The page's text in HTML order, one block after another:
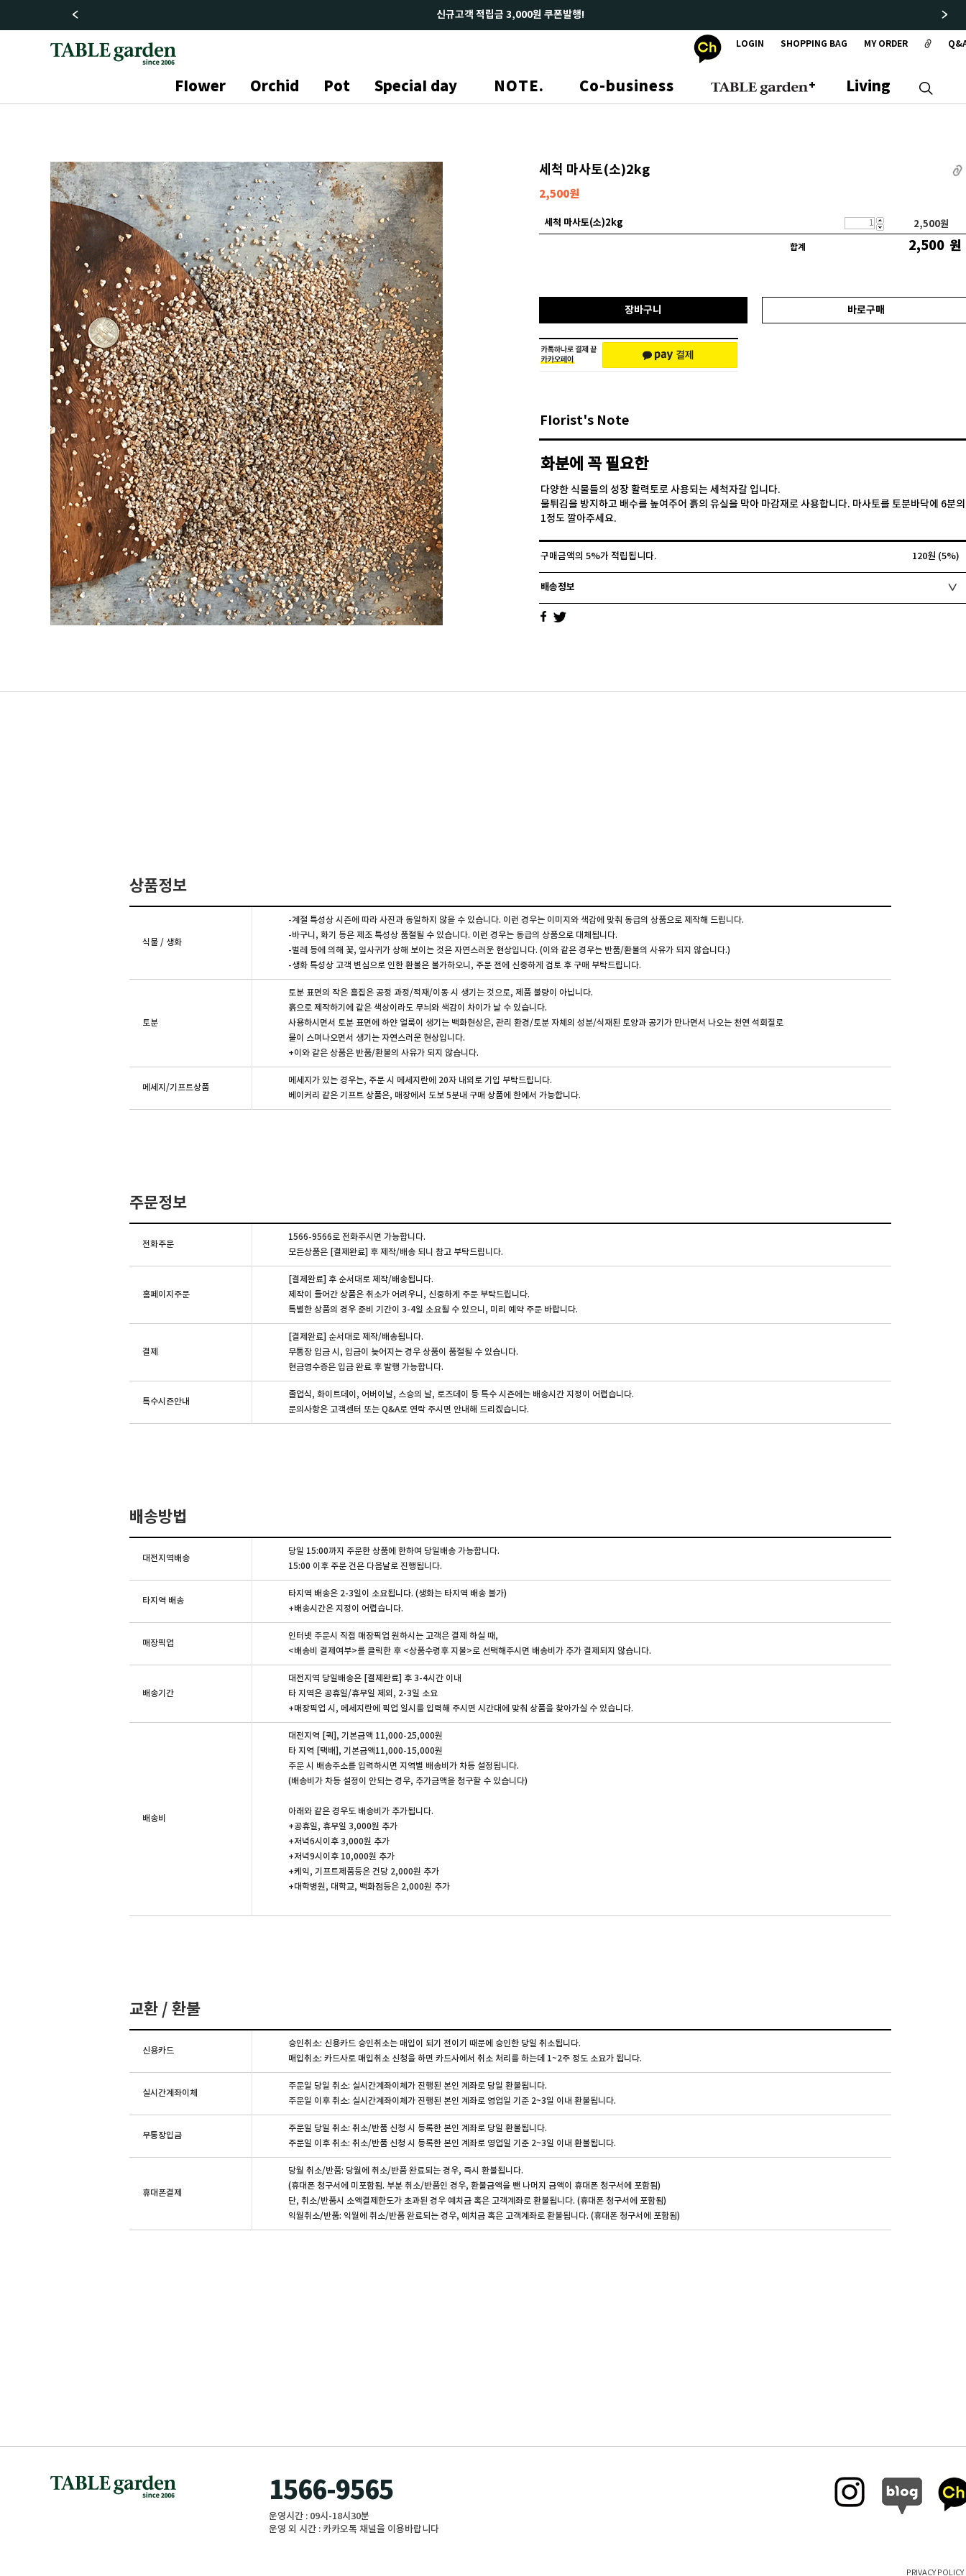
LOGIN SHOPPING BAG MY ORDER
FIower Orchid Pot SpeciaI day NOTE. Co-business Living
세척 마사토(소)2kg
2,500원
세척 마사토(소)2kg 2,500원
합계 2,500 원
장바구니 바로구매
FIorist's Note
화분에 꼭 필요한
다양한 식물들의 성장 활력토로 사용되는 세척자갈 입니다.
물튀김을 방지하고 배수를 높여주어 흙의 유실을 막아 마감재로 사용합니다. 마사토를 토분바닥에 6분의
1정도 깔아주세요.
구매금액의 5%가 적립됩니다. 120원 (5%)
배송정보
상품정보
식물 / 생화
-계절 특성상 시즌에 따라 사진과 동일하지 않을 수 있습니다. 이런 경우는 이미지와 색감에 맞춰 동급의 상품으로 제작해 드립니다.
-바구니, 화기 등은 제조 특성상 품절될 수 있습니다. 이런 경우는 동급의 상품으로 대체됩니다.
-벌레 등에 의해 꽃, 잎사귀가 상해 보이는 것은 자연스러운 현상입니다. (이와 같은 경우는 반품/환불의 사유가 되지 않습니다.)
-생화 특성상 고객 변심으로 인한 환불은 불가하오니, 주문 전에 신중하게 검토 후 구매 부탁드립니다.
토분
토분 표면의 작은 흠집은 공정 과정/적재/이동 시 생기는 것으로, 제품 불량이 아닙니다.
흙으로 제작하기에 같은 색상이라도 무늬와 색감이 차이가 날 수 있습니다.
사용하시면서 토분 표면에 하얀 얼룩이 생기는 백화현상은, 관리 환경/토분 자체의 성분/식재된 토양과 공기가 만나면서 나오는 천연 석회질로
물이 스며나오면서 생기는 자연스러운 현상입니다.
+이와 같은 상품은 반품/환불의 사유가 되지 않습니다.
메세지/기프트상품
메세지가 있는 경우는, 주문 시 메세지란에 20자 내외로 기입 부탁드립니다.
베이커리 같은 기프트 상품은, 매장에서 도보 5분내 구매 상품에 한에서 가능합니다.
주문정보
전화주문
1566-9566로 전화주시면 가능합니다.
모든상품은 [결제완료] 후 제작/배송 되니 참고 부탁드립니다.
홈페이지주문
[결제완료] 후 순서대로 제작/배송됩니다.
제작이 들어간 상품은 취소가 어려우니, 신중하게 주문 부탁드립니다.
특별한 상품의 경우 준비 기간이 3-4일 소요될 수 있으니, 미리 예약 주문 바랍니다.
결제
[결제완료] 순서대로 제작/배송됩니다.
무통장 입금 시, 입금이 늦어지는 경우 상품이 품절될 수 있습니다.
현금영수증은 입금 완료 후 발행 가능합니다.
특수시즌안내
졸업식, 화이트데이, 어버이날, 스승의 날, 로즈데이 등 특수 시즌에는 배송시간 지정이 어렵습니다.
문의사항은 고객센터 또는 Q&A로 연락 주시면 안내해 드리겠습니다.
배송방법
대전지역배송
당일 15:00까지 주문한 상품에 한하여 당일배송 가능합니다.
15:00 이후 주문 건은 다음날로 진행됩니다.
타지역 배송
타지역 배송은 2-3일이 소요됩니다. (생화는 타지역 배송 불가)
+배송시간은 지정이 어렵습니다.
매장픽업
인터넷 주문시 직접 매장픽업 원하시는 고객은 결제 하실 때,
<배송비 결제여부>를 클릭한 후 <상품수령후 지불>로 선택해주시면 배송비가 추가 결제되지 않습니다.
배송기간
대전지역 당일배송은 [결제완료] 후 3-4시간 이내
타 지역은 공휴일/휴무일 제외, 2-3일 소요
+매장픽업 시, 메세지란에 픽업 일시를 입력해 주시면 시간대에 맞춰 상품을 찾아가실 수 있습니다.
배송비
대전지역 [퀵], 기본금액 11,000-25,000원
타 지역 [택배], 기본금액11,000-15,000원
주문 시 배송주소를 입력하시면 지역별 배송비가 차등 설정됩니다.
(배송비가 차등 설정이 안되는 경우, 추가금액을 청구할 수 있습니다)
아래와 같은 경우도 배송비가 추가됩니다.
+공휴일, 휴무일 3,000원 추가
+저녁6시이후 3,000원 추가
+저녁9시이후 10,000원 추가
+케익, 기프트제품등은 건당 2,000원 추가
+대학병원, 대학교, 백화점등은 2,000원 추가
교환 / 환불
신용카드
승인취소: 신용카드 승인취소는 매입이 되기 전이기 때문에 승인한 당일 취소됩니다.
매입취소: 카드사로 매입취소 신청을 하면 카드사에서 취소 처리를 하는데 1~2주 정도 소요가 됩니다.
실시간계좌이체
주문일 당일 취소: 실시간계좌이체가 진행된 본인 계좌로 당일 환불됩니다.
주문일 이후 취소: 실시간계좌이체가 진행된 본인 계좌로 영업일 기준 2~3일 이내 환불됩니다.
무통장입금
주문일 당일 취소: 취소/반품 신청 시 등록한 본인 계좌로 당일 환불됩니다.
주문일 이후 취소: 취소/반품 신청 시 등록한 본인 계좌로 영업일 기준 2~3일 이내 환불됩니다.
휴대폰결제
당월 취소/반품: 당월에 취소/반품 완료되는 경우, 즉시 환불됩니다.
(휴대폰 청구서에 미포함됨. 부분 취소/반품인 경우, 환불금액을 뺀 나머지 금액이 휴대폰 청구서에 포함됨)
단, 취소/반품시 소액결제한도가 초과된 경우 예치금 혹은 고객계좌로 환불됩니다. (휴대폰 청구서에 포함됨)
익월취소/반품: 익월에 취소/반품 완료되는 경우, 예치금 혹은 고객계좌로 환불됩니다. (휴대폰 청구서에 포함됨)
1566-9565
운영시간 : 09시-18시30분
운영 외 시간 : 카카오톡 채널을 이용바랍니다
PRIVACY POLICY